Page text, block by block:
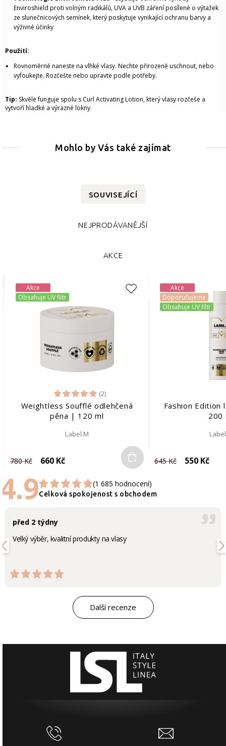
Enviroshield proti volným radikálů, UVA a UVB záření posílené o výtažek
ze slunečnicových semínek, který poskytuje vynikající ochranu barvy a
výživné účinky
Použití:
Rovnoměrně naneste na vlhké vlasy. Nechte přirozeně uschnout, nebo
vyfoukejte. Rozčešte nebo upravte podle potřeby.
Tip: Skvěle funguje spolu s Curl Activating Lotion, který vlasy rozčeše a
vytvoří hladké a výrazné lokny.
Mohlo by Vás také zajímat
SOUVISEJÍCÍ
NEJPRODÁVANĚJŠÍ
AKCE
Akce
Obsahuje UV filtr
(2)
Weightless Soufflé odlehčená
pěna | 120 ml
Label.M
780 Kč 660 Kč Do košíku
Akce
Doporučujeme
Obsahuje UV filtr
Fashion Edition
200
645 Kč 550 Kč
4.9 (1 685 hodnocení)
Celková spokojenost s obchodem
před 2 týdny
Velký výběr, kvalitní produkty na vlasy
Další recenze